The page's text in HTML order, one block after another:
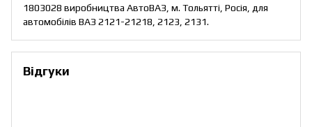
1803028 виробництва АвтоВАЗ, м. Тольятті, Росія, для
автомобілів ВАЗ 2121-21218, 2123, 2131.
Відгуки